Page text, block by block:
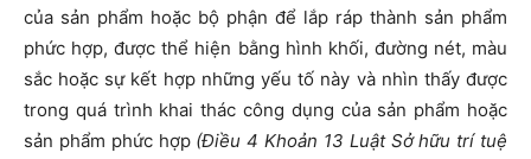
của sản phẩm hoặc bộ phận để lắp ráp thành sản phẩm
phức hợp, được thể hiện bằng hình khối, đường nét, màu
sắc hoặc sự kết hợp những yếu tố này và nhìn thấy được
trong quá trình khai thác công dụng của sản phẩm hoặc
sản phẩm phức hợp (Điều 4 Khoản 13 Luật Sở hữu trí tuệ